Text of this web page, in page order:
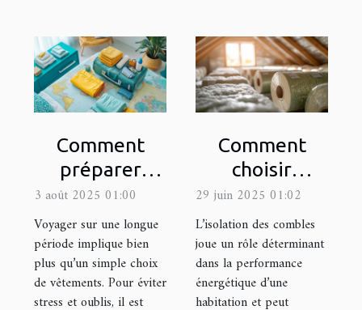
Comment
préparer
efficacement
sa valise pour
un long
voyage ?
3 août 2025 01:00
Voyager sur une longue
période implique bien
plus qu’un simple choix
de vêtements. Pour éviter
stress et oublis, il est
Comment
choisir
l'isolant idéal
pour votre
grenier ?
29 juin 2025 01:02
L’isolation des combles
joue un rôle déterminant
dans la performance
énergétique d’une
habitation et peut